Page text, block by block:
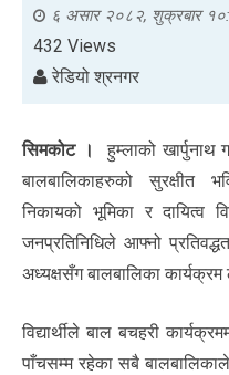
६ असार २०८२, शुक्रबार
432 Views
रेडियो श्रनगर
सिमकोट ।
हुम्लाको खार्पुनाथ
बालबालिकाहरुको सुरक्षीत
निकायको भूमिका र दायित्व
जनप्रतिनिधिले आफ्नो
अध्यक्षसँग बालबालिका
विद्यार्थीले बाल बचहरी
पाँचसम्म रहेका सबै बालबालिकाले